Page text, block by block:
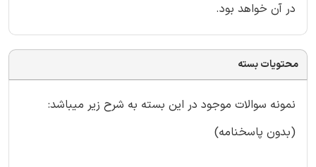
در آن خواهد بود.
محتویات بسته
نمونه سوالات موجود در این بسته به شرح زیر میباشد:
(بدون پاسخنامه)